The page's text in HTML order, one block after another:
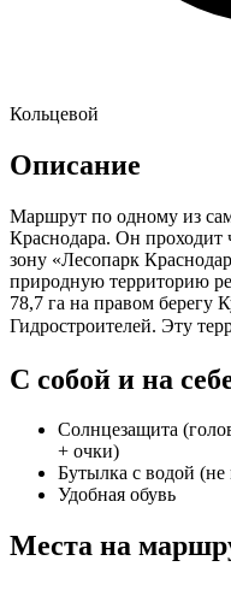
Кольцевой
Описание
Маршрут по одному из
Краснодара. Он
зону «Лесопарк
природную территорию
78,7 га на правом берегу
Гидростроителей. Эту
С собой и на
Солнцезащита
+ очки)
Бутылка с водой (не
Удобная обувь
Места на